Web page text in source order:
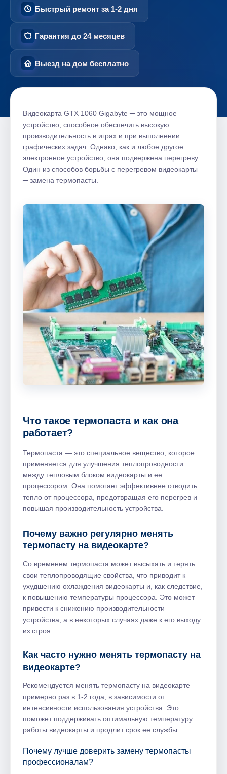
Быстрый ремонт за 1-2 дня
Гарантия до 24 месяцев
Выезд на дом бесплатно
Видеокарта GTX 1060 Gigabyte ─ это мощное
устройство, способное обеспечить высокую
производительность в играх и при выполнении
графических задач. Однако, как и любое другое
электронное устройство, она подвержена перегреву.
Один из способов борьбы с перегревом видеокарты
─ замена термопасты.
Что такое термопаста и как она
работает?
Термопаста ― это специальное вещество, которое
применяется для улучшения теплопроводности
между тепловым блоком видеокарты и ее
процессором. Она помогает эффективнее отводить
тепло от процессора, предотвращая его перегрев и
повышая производительность устройства.
Почему важно регулярно менять
термопасту на видеокарте?
Со временем термопаста может высыхать и терять
свои теплопроводящие свойства, что приводит к
ухудшению охлаждения видеокарты и, как следствие,
к повышению температуры процессора. Это может
привести к снижению производительности
устройства, а в некоторых случаях даже к его выходу
из строя.
Как часто нужно менять термопасту на
видеокарте?
Рекомендуется менять термопасту на видеокарте
примерно раз в 1-2 года, в зависимости от
интенсивности использования устройства. Это
поможет поддерживать оптимальную температуру
работы видеокарты и продлит срок ее службы.
Почему лучше доверить замену термопасты
профессионалам?